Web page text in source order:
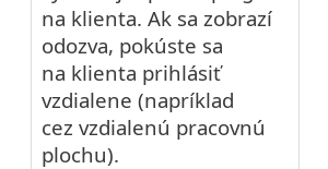
na klienta. Ak sa zobrazí
odozva, pokúste sa
na klienta prihlásiť
vzdialene (napríklad
cez vzdialenú pracovnú
plochu).